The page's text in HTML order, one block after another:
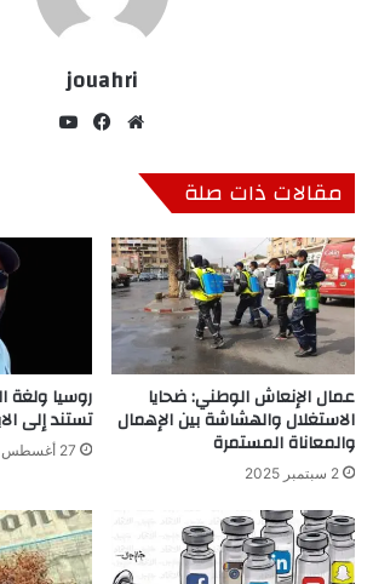
jouahri
موق
في
مقالات ذات صلة
عمال الإنعاش الوطني: ضحايا
الاستغلال والهشاشة بين الإهمال
والمعاناة المستمرة
2 سبتمبر 2025
روسيا ولغة
تستند إلى
27 أغسطس 2025